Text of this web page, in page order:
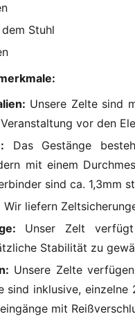
Stuhl
Unsere Zelte sind
vor den
Das Gestänge
mit einem
sind ca. 1,3mm
Wir liefern
Unser Zelt
Stabilität zu
Unsere Zelte
sind inklusive,
mit